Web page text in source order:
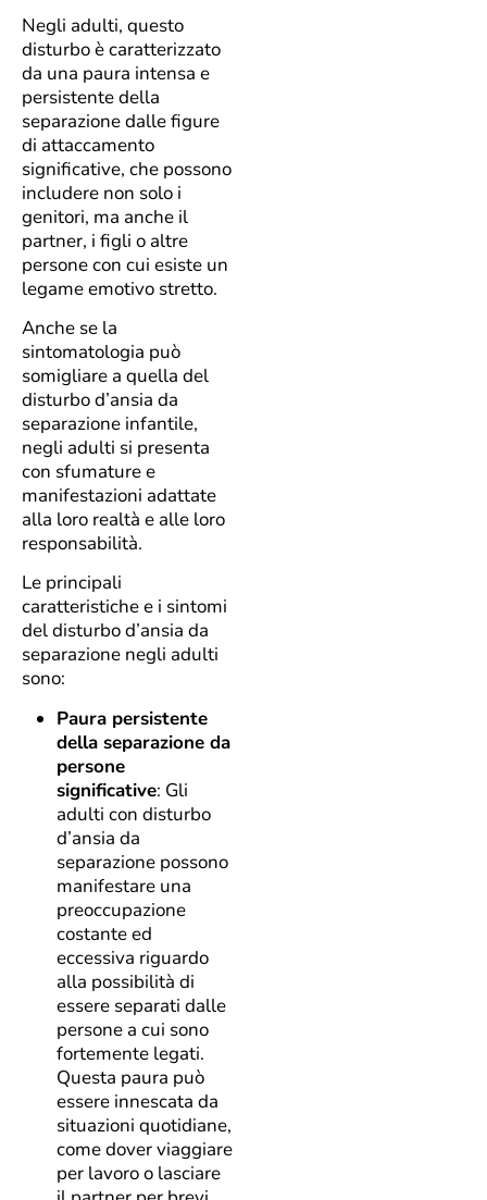
Negli adulti, questo
disturbo è caratterizzato
da una paura intensa e
persistente della
separazione dalle figure
di attaccamento
significative, che possono
includere non solo i
genitori, ma anche il
partner, i figli o altre
persone con cui esiste un
legame emotivo stretto.
Anche se la
sintomatologia può
somigliare a quella del
disturbo d’ansia da
separazione infantile,
negli adulti si presenta
con sfumature e
manifestazioni adattate
alla loro realtà e alle loro
responsabilità.
Le principali
caratteristiche e i sintomi
del disturbo d’ansia da
separazione negli adulti
sono:
Paura persistente
della separazione da
persone
significative: Gli
adulti con disturbo
d’ansia da
separazione possono
manifestare una
preoccupazione
costante ed
eccessiva riguardo
alla possibilità di
essere separati dalle
persone a cui sono
fortemente legati.
Questa paura può
essere innescata da
situazioni quotidiane,
come dover viaggiare
per lavoro o lasciare